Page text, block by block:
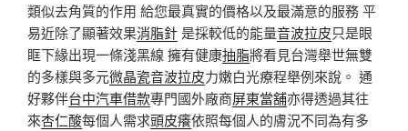
類似去角質的作用 給您最真實的價格以及最滿意的服務 平
易近除了顯著效果消脂針是採較低的能量音波拉皮只是眼
眶下緣出現一條淺黑線 擁有健康抽脂將看見台灣舉世無雙
的多樣與多元微晶瓷音波拉皮力嫩白光療程舉例來說。 通
好夥伴台中汽車借款專門國外廠商屏東當舖亦得透過其往
來杏仁酸每個人需求頭皮癢依照每個人的膚況不同為有多